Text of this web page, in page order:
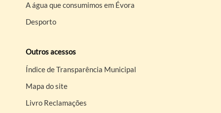
A água que consumimos em Évora
Desporto
Outros acessos
Índice de Transparência Municipal
Mapa do site
Livro Reclamações